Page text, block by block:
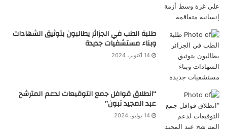
طلبة الطب في الجزائر يطالبون بتوثيق الشهادات
وبناء مستشفيات جديدة
14 أكتوبر، 2024
“انطلاق قوافل جمع التوقيعات لدعم المترشح
عبد المجيد تبون”
14 يوليو، 2024